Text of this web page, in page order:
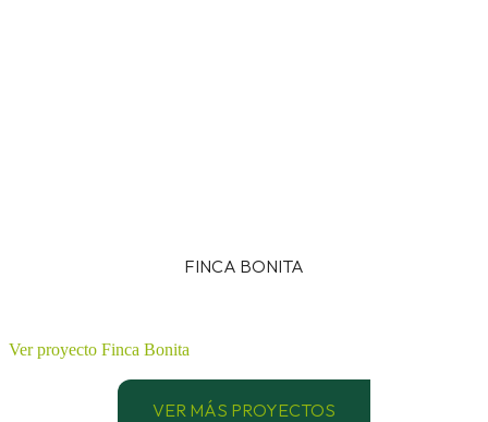
FINCA BONITA
Ver proyecto Finca Bonita
VER MÁS PROYECTOS